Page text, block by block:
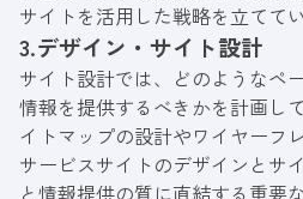
サイトを活用した戦略を立てて
3.デザイン・サイト設計
サイト設計では、どのようなペ
情報を提供するべきかを計画し
イトマップの設計やワイヤーフ
サービスサイトのデザインとサ